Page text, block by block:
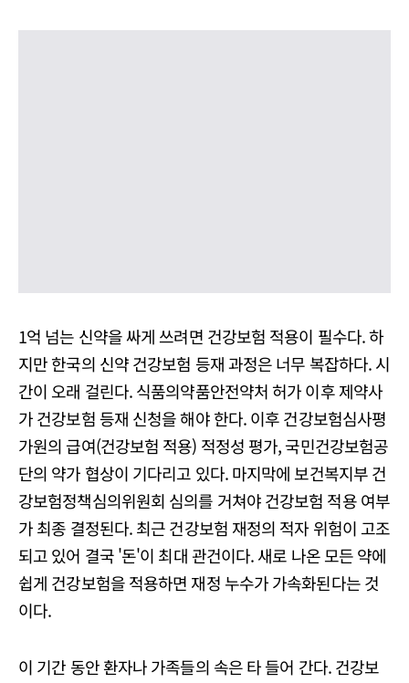
1억 넘는 신약을 싸게 쓰려면 건강보험 적용이 필수다. 하
지만 한국의 신약 건강보험 등재 과정은 너무 복잡하다. 시
간이 오래 걸린다. 식품의약품안전약처 허가 이후 제약사
가 건강보험 등재 신청을 해야 한다. 이후 건강보험심사평
가원의 급여(건강보험 적용) 적정성 평가, 국민건강보험공
단의 약가 협상이 기다리고 있다. 마지막에 보건복지부 건
강보험정책심의위원회 심의를 거쳐야 건강보험 적용 여부
가 최종 결정된다. 최근 건강보험 재정의 적자 위험이 고조
되고 있어 결국 '돈'이 최대 관건이다. 새로 나온 모든 약에
쉽게 건강보험을 적용하면 재정 누수가 가속화된다는 것
이다.
이 기간 동안 환자나 가족들의 속은 타 들어 간다. 건강보